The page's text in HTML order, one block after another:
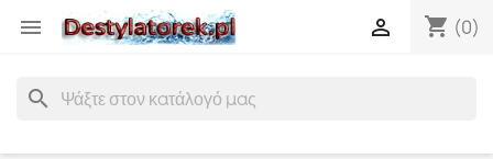
 shopping_cart (0)

search